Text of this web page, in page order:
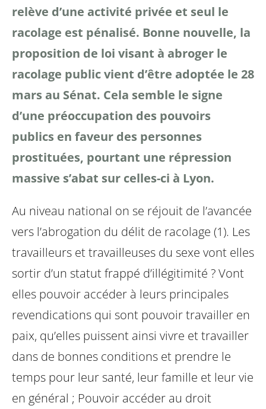
relève d’une activité privée et seul le
racolage est pénalisé. Bonne nouvelle, la
proposition de loi visant à abroger le
racolage public vient d’être adoptée le 28
mars au Sénat. Cela semble le signe
d’une préoccupation des pouvoirs
publics en faveur des personnes
prostituées, pourtant une répression
massive s’abat sur celles-ci à Lyon.
Au niveau national on se réjouit de l’avancée
vers l’abrogation du délit de racolage (1). Les
travailleurs et travailleuses du sexe vont elles
sortir d’un statut frappé d’illégitimité ? Vont
elles pouvoir accéder à leurs principales
revendications qui sont pouvoir travailler en
paix, qu’elles puissent ainsi vivre et travailler
dans de bonnes conditions et prendre le
temps pour leur santé, leur famille et leur vie
en général ; Pouvoir accéder au droit